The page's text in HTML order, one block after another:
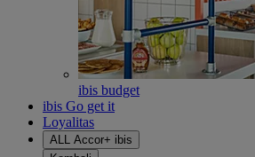
ibis budget
ibis Go get it
Loyalitas
ALL Accor+ ibis